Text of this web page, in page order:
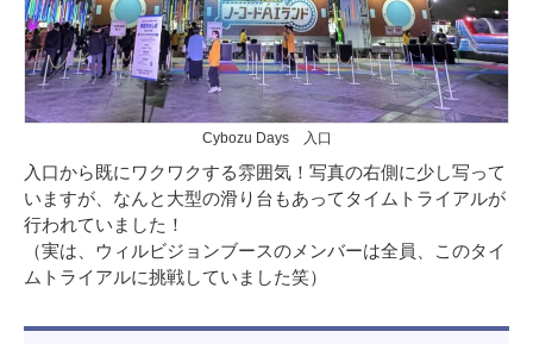
Cybozu Days 入口
入口から既にワクワクする雰囲気！写真の右側に少し写って
いますが、なんと大型の滑り台もあってタイムトライアルが
行われていました！
（実は、ウィルビジョンブースのメンバーは全員、このタイ
ムトライアルに挑戦していました笑）